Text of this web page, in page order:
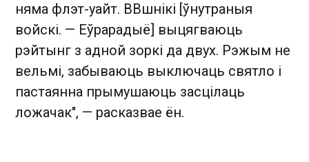
няма флэт-уайт. ВВшнікі [ўнутраныя
войскі. — Еўрарадыё] выцягваюць
рэйтынг з адной зоркі да двух. Рэжым не
вельмі, забываюць выключаць святло і
пастаянна прымушаюць засцілаць
ложачак", — расказвае ён.